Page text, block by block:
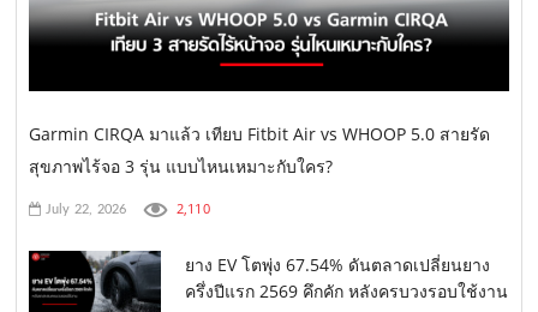
Garmin CIRQA มาแล้ว เทียบ Fitbit Air vs WHOOP 5.0 สายรัด
สุขภาพไร้จอ 3 รุ่น แบบไหนเหมาะกับใคร?
July 22, 2026 2,110
ยาง EV โตพุ่ง 67.54% ดันตลาดเปลี่ยนยาง
ครึ่งปีแรก 2569 คึกคัก หลังครบวงรอบใช้งาน